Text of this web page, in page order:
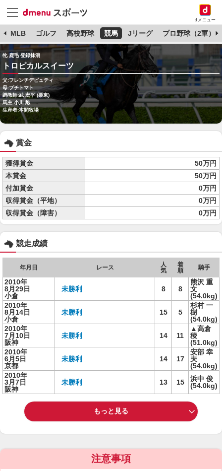
dメニュー
MLB ゴルフ 高校野球 競馬 Jリーグ プロ野球（2軍）
牝 鹿毛 登録抹消
トロピカルスイーツ
父:フレンチデピュティ
母:プチトマト
調教師:武 宏平 (栗東)
馬主:小川 勲
生産者:本間牧場
賞金
獲得賞金
50万円
本賞金
50万円
付加賞金
0万円
収得賞金（平地）
0万円
収得賞金（障害）
0万円
競走成績
年月日 レース
人
気
着
順
騎手
2010年
8月29日
小倉
未勝利 8 8
熊沢 重
文
(54.0kg)
2010年
8月14日
小倉
未勝利 15 5
杉村 一
樹
(54.0kg)
2010年
7月10日
阪神
未勝利 14 11
▲高倉
稜
(51.0kg)
2010年
6月5日
京都
未勝利 14 17
安部 幸
夫
(54.0kg)
2010年
3月7日
阪神
未勝利 13 15
浜中 俊
(54.0kg)
もっと見る
注意事項